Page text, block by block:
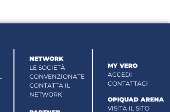
NETWORK
LE SOCIETÀ
CONVENZIONATE
CONTATTA IL
NETWORK
MY VERO
ACCEDI
CONTATTACI
OPIQUAD ARENA
VISITA IL SITO